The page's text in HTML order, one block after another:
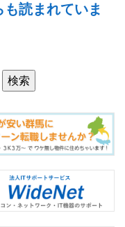
読まれていま